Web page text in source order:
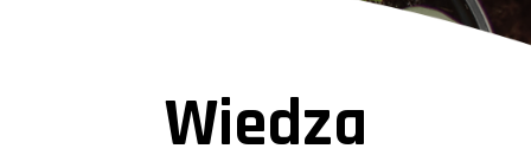
Wiedza